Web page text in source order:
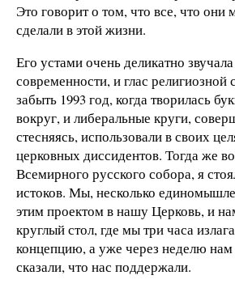
Это говорит о том, что все, что они
сделали в этой жизни.
Его устами очень деликатно
современности, и глас религиозной
забыть 1993 год, когда творилась
вокруг, и либеральные круги,
стесняясь, использовали в своих
церковных диссидентов. Тогда же
Всемирного русского собора, я
истоков. Мы, несколько
этим проектом в нашу Церковь, и
круглый стол, где мы три часа
концепцию, а уже через неделю
сказали, что нас поддержали.